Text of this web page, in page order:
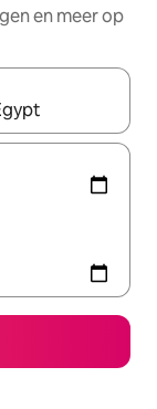
en meer op
je een keuze